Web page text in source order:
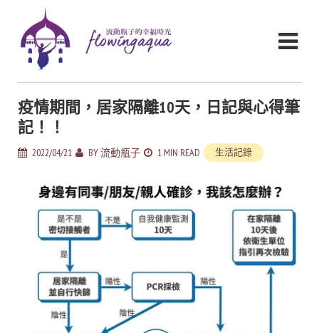
疫情期間，居家隔離10天，日記與心得筆
記！！
2022/04/21 BY流動瓶子 1 MIN READ 生活記錄